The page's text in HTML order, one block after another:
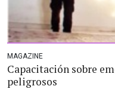
MAGAZINE
Capacitación sobre
peligrosos